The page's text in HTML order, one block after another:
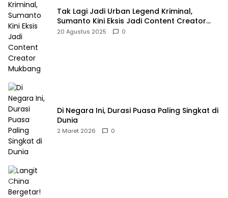
Tak Lagi Jadi Urban Legend Kriminal,
Sumanto Kini Eksis Jadi Content Creator
Mukbang
20 Agustus 2025 0
Di Negara Ini, Durasi Puasa Paling Singkat di
Dunia
2 Maret 2026 0